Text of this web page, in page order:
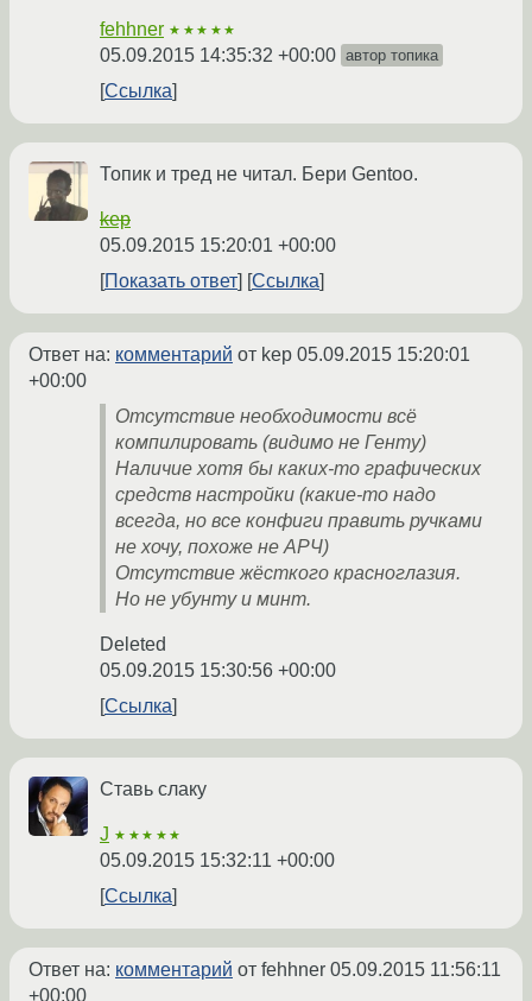
fehhner ★★★★★
05.09.2015 14:35:32 +00:00 автор топика
Ссылка
Топик и тред не читал. Бери Gentoo.
kep
05.09.2015 15:20:01 +00:00
Показать ответ
Ссылка
Ответ на: комментарий от kep 05.09.2015 15:20:01
+00:00
Отсутствие необходимости всё
компилировать (видимо не Генту)
Наличие хотя бы каких-то графических
средств настройки (какие-то надо
всегда, но все конфиги править ручками
не хочу, похоже не АРЧ)
Отсутствие жёсткого красноглазия.
Но не убунту и минт.
Deleted
05.09.2015 15:30:56 +00:00
Ссылка
Ставь слаку
J ★★★★★
05.09.2015 15:32:11 +00:00
Ссылка
Ответ на: комментарий от fehhner 05.09.2015 11:56:11
+00:00